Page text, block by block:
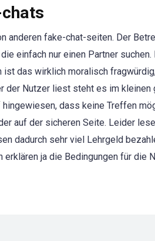
anderen fake-chat-seiten. Der
einfach nur einen Partner
ist das wirklich moralisch
Nutzer liest steht es im kleinen
dass keine Treffen
auf der sicheren Seite. Leider
dadurch sehr viel Lehrgeld
ja die Bedingungen für die